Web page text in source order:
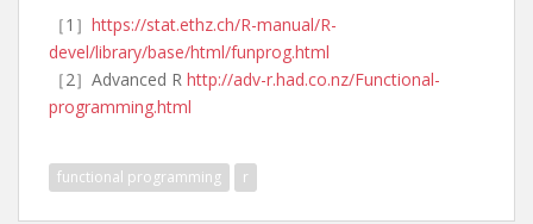
［1］ https://stat.ethz.ch/R-manual/R-
devel/library/base/html/funprog.html
［2］Advanced R http://adv-r.had.co.nz/Functional-
programming.html
functional programming r